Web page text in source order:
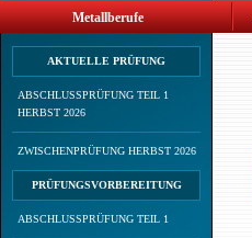
Metallberufe
AKTUELLE PRÜFUNG
ABSCHLUSSPRÜFUNG TEIL 1
HERBST 2026
ZWISCHENPRÜFUNG HERBST 2026
PRÜFUNGSVORBEREITUNG
ABSCHLUSSPRÜFUNG TEIL 1